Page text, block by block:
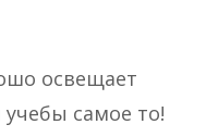
освещает
самое то!